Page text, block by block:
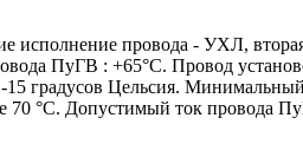
провода - УХЛ,
ПуГВ : +65°С. Провод
градусов Цельсия.
70 °С. Допустимый ток